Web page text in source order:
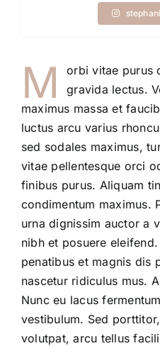
M
orbi vitae purus
gravida lectus.
maximus massa et
luctus arcu varius
sed sodales maximus,
vitae pellentesque orci
finibus purus. Aliquam
condimentum maximus.
urna dignissim auctor a
nibh et posuere
penatibus et magnis dis
nascetur ridiculus mus.
Nunc eu lacus
vestibulum. Sed
volutpat, arcu tellus